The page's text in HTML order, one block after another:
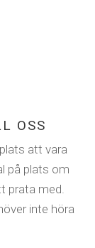
OSS
att vara
på plats om
prata med.
inte höra